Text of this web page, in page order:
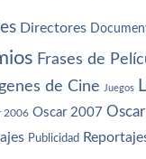
Directores
Frases de
de Cine Juegos
2006 Oscar 2007
Publicidad